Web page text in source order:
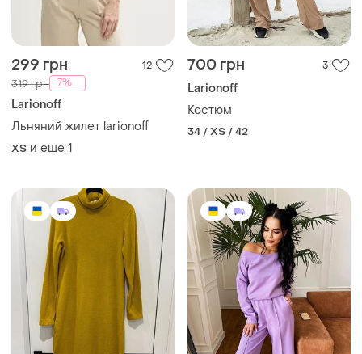
299 грн 12
319 грн -7%
Larionoff
Льняний жилет larionoff
ХS и еще 1
700 грн 3
Larionoff
Костюм
34 / XS / 42